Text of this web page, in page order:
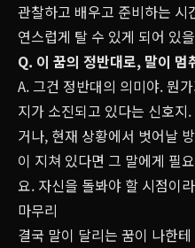
관찰하고 배우고 준비하는
연스럽게 탈 수 있게 되어 있
Q. 이 꿈의 정반대로, 말이
A. 그건 정반대의 의미야. 뭔
지가 소진되고 있다는 신호
거나, 현재 상황에서 벗어날
이 지쳐 있다면 그 말에게 필
요. 자신을 돌봐야 할 시점이
마무리
결국 말이 달리는 꿈이 나한